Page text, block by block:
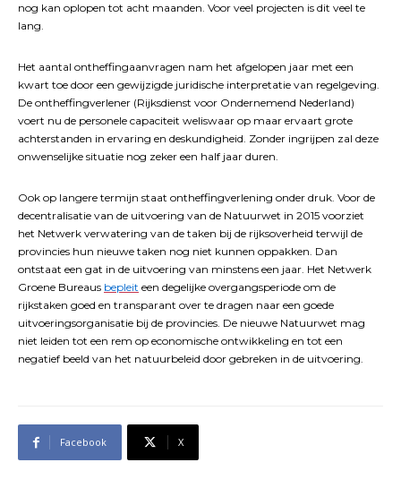
nog kan oplopen tot acht maanden. Voor veel projecten is dit veel te
lang.
Het aantal ontheffingaanvragen nam het afgelopen jaar met een
kwart toe door een gewijzigde juridische interpretatie van regelgeving.
De ontheffingverlener (Rijksdienst voor Ondernemend Nederland)
voert nu de personele capaciteit weliswaar op maar ervaart grote
achterstanden in ervaring en deskundigheid. Zonder ingrijpen zal deze
onwenselijke situatie nog zeker een half jaar duren.
Ook op langere termijn staat ontheffingverlening onder druk. Voor de
decentralisatie van de uitvoering van de Natuurwet in 2015 voorziet
het Netwerk verwatering van de taken bij de rijksoverheid terwijl de
provincies hun nieuwe taken nog niet kunnen oppakken. Dan
ontstaat een gat in de uitvoering van minstens een jaar. Het Netwerk
Groene Bureaus bepleit een degelijke overgangsperiode om de
rijkstaken goed en transparant over te dragen naar een goede
uitvoeringsorganisatie bij de provincies. De nieuwe Natuurwet mag
niet leiden tot een rem op economische ontwikkeling en tot een
negatief beeld van het natuurbeleid door gebreken in de uitvoering.
Facebook X